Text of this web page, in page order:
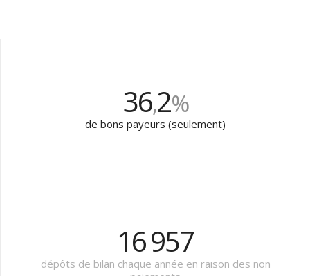
36,2%
de bons payeurs (seulement)
16000
dépôts de bilan chaque année en raison des non